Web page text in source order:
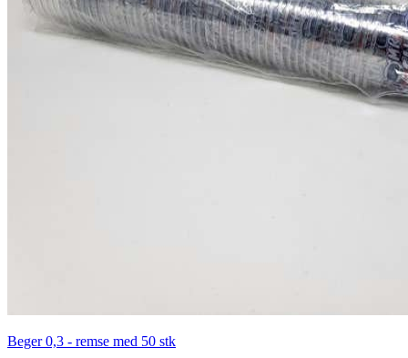
Beger 0,3 - remse med 50 stk